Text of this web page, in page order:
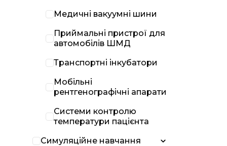
Медичні вакуумні шини
Приймальні пристрої для
автомобілів ШМД
Транспортні інкубатори
Мобільні
рентгенографічні апарати
Системи контролю
температури пацієнта
Симуляційне навчання